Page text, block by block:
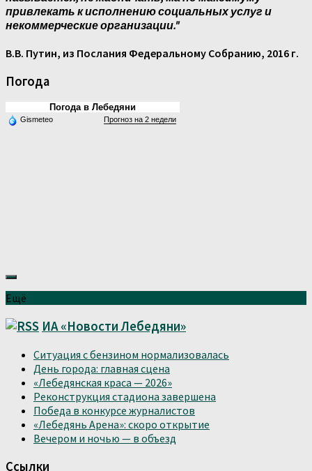
привлекать к исполнению социальных услуг и
некоммерческие организации."
В.В. Путин, из Послания Федеральному Собранию, 2016 г.
Погода
Погода в Лебедяни
Gismeteo Прогноз на 2 недели
Ещё
ИА «Новости Лебедяни»
Ситуация с бензином нормализовалась
День города: главная сцена
«Лебедянская краса — 2026»
Реконструкция стадиона завершена
Победа в конкурсе журналистов
«Лебедянь Арена»: скоро открытие
Вечером и ночью — в объезд
Ссылки